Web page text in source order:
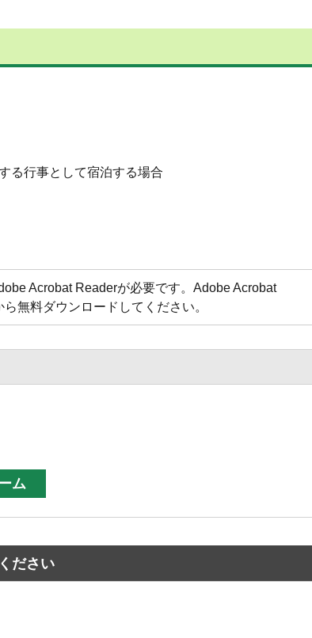
る行事として宿泊する場合
Acrobat Readerが必要です。Adobe Acrobat
無料ダウンロードしてください。
ださい